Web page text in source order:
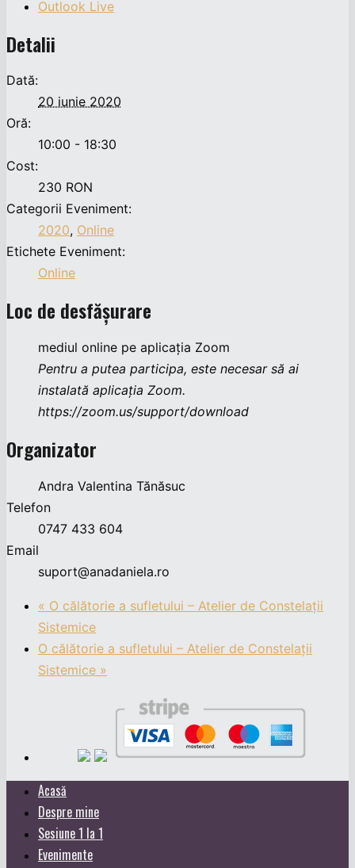
Outlook Live
Detalii
Dată:
20 iunie 2020
Oră:
10:00 - 18:30
Cost:
230 RON
Categorii Eveniment:
2020, Online
Etichete Eveniment:
Online
Loc de desfășurare
mediul online pe aplicația Zoom
Pentru a putea participa, este necesar să ai
instalată aplicația Zoom.
https://zoom.us/support/download
Organizator
Andra Valentina Tănăsuc
Telefon
0747 433 604
Email
suport@anadaniela.ro
« O călătorie a sufletului – Atelier de Constelații
Sistemice
O călătorie a sufletului – Atelier de Constelații
Sistemice »
Acasă
Despre mine
Sesiune 1 la 1
Evenimente